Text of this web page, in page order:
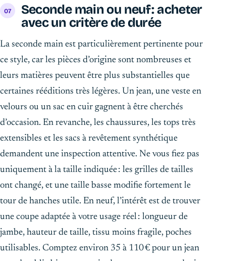
Seconde main ou neuf : acheter
avec un critère de durée
La seconde main est particulièrement pertinente pour
ce style, car les pièces d’origine sont nombreuses et
leurs matières peuvent être plus substantielles que
certaines rééditions très légères. Un jean, une veste en
velours ou un sac en cuir gagnent à être cherchés
d’occasion. En revanche, les chaussures, les tops très
extensibles et les sacs à revêtement synthétique
demandent une inspection attentive. Ne vous fiez pas
uniquement à la taille indiquée : les grilles de tailles
ont changé, et une taille basse modifie fortement le
tour de hanches utile. En neuf, l’intérêt est de trouver
une coupe adaptée à votre usage réel : longueur de
jambe, hauteur de taille, tissu moins fragile, poches
utilisables. Comptez environ 35 à 110 € pour un jean